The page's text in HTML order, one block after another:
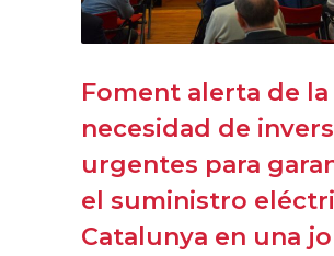
Foment alerta de la
necesidad de
urgentes para
el suministro
Catalunya en una